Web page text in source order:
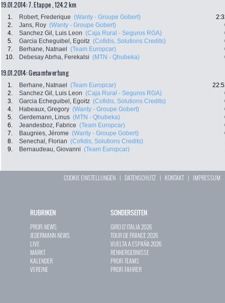
19.01.2014: 7. Etappe , 124.2 km
1. Robert, Frederique (Wanty - Groupe Gobert)
2.
Jans, Roy (Wanty - Groupe Gobert)
4.
Sanchez Gil, Luis Leon (Caja Rural - Seguros RGA)
5.
Garcia Echeguibel, Egoitz (Cofidis, Solutions Credits)
7.
Berhane, Natnael (Team Europcar)
10.
Debesay Abrha, Ferekalsi (MTN - Qhubeka)
19.01.2014: Gesamtwertung
1. Berhane, Natnael (Team Europcar)
2.
Sanchez Gil, Luis Leon (Caja Rural - Seguros RGA)
3.
Garcia Echeguibel, Egoitz (Cofidis, Solutions Credits)
4.
Habeaux, Gregory (Wanty - Groupe Gobert)
5.
Gerdemann, Linus (MTN - Qhubeka)
6.
Jeandesboz, Fabrice (Team Europcar)
7.
Baugnies, Jérome (Wanty - Groupe Gobert)
8.
Senechal, Florian (Cofidis, Solutions Credits)
9.
Bernaudeau, Giovanni (Team Europcar)
COOKIE EINSTELLUNGEN | DATENSCHUTZ | KONTAKT| IMPRESSUM
RUBRIKEN
PROFI-NEWS
JEDERMANN-NEWS
LIVE
MARKT
KALENDER
VEREINE
SONDERSEITEN
GIRO D`ITALIA 2026
TOUR DE FRANCE 2026
VUELTA A ESPAÑA 2026
RENNERGEBNISSE
PROFI-TEAMS
PROFI-FAHRER